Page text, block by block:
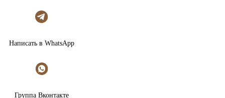
Написать в WhatsApp
Группа Вконтакте